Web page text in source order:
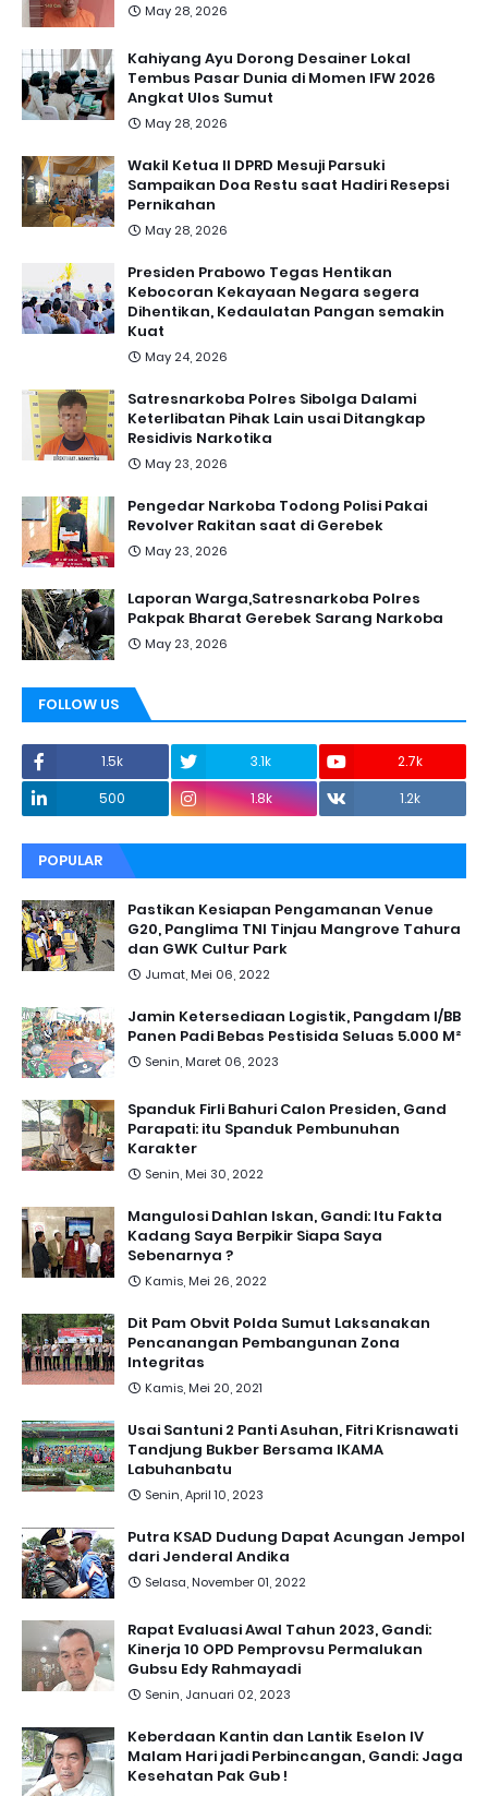
May 28, 2026
Kahiyang Ayu Dorong Desainer Lokal
Tembus Pasar Dunia di Momen IFW 2026
Angkat Ulos Sumut
May 28, 2026
Wakil Ketua II DPRD Mesuji Parsuki
Sampaikan Doa Restu saat Hadiri Resepsi
Pernikahan
May 28, 2026
Presiden Prabowo Tegas Hentikan
Kebocoran Kekayaan Negara segera
Dihentikan, Kedaulatan Pangan semakin
Kuat
May 24, 2026
Satresnarkoba Polres Sibolga Dalami
Keterlibatan Pihak Lain usai Ditangkap
Residivis Narkotika
May 23, 2026
Pengedar Narkoba Todong Polisi Pakai
Revolver Rakitan saat di Gerebek
May 23, 2026
Laporan Warga,Satresnarkoba Polres
Pakpak Bharat Gerebek Sarang Narkoba
May 23, 2026
FOLLOW US
1.5k 3.1k
2.7k
500
1.8k 1.2k
POPULAR
Pastikan Kesiapan Pengamanan Venue
G20, Panglima TNI Tinjau Mangrove Tahura
dan GWK Cultur Park
Jumat, Mei 06, 2022
Jamin Ketersediaan Logistik, Pangdam I/BB
Panen Padi Bebas Pestisida Seluas 5.000 M²
Senin, Maret 06, 2023
Spanduk Firli Bahuri Calon Presiden, Gand
Parapati: itu Spanduk Pembunuhan
Karakter
Senin, Mei 30, 2022
Mangulosi Dahlan Iskan, Gandi: Itu Fakta
Kadang Saya Berpikir Siapa Saya
Sebenarnya ?
Kamis, Mei 26, 2022
Dit Pam Obvit Polda Sumut Laksanakan
Pencanangan Pembangunan Zona
Integritas
Kamis, Mei 20, 2021
Usai Santuni 2 Panti Asuhan, Fitri Krisnawati
Tandjung Bukber Bersama IKAMA
Labuhanbatu
Senin, April 10, 2023
Putra KSAD Dudung Dapat Acungan Jempol
dari Jenderal Andika
Selasa, November 01, 2022
Rapat Evaluasi Awal Tahun 2023, Gandi:
Kinerja 10 OPD Pemprovsu Permalukan
Gubsu Edy Rahmayadi
Senin, Januari 02, 2023
Keberdaan Kantin dan Lantik Eselon IV
Malam Hari jadi Perbincangan, Gandi: Jaga
Kesehatan Pak Gub !